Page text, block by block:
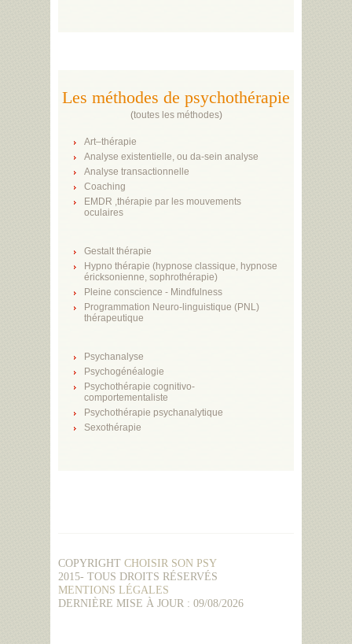
Les méthodes de psychothérapie
(toutes les méthodes)
Art–thérapie
Analyse existentielle, ou da-sein analyse
Analyse transactionnelle
Coaching
EMDR ,thérapie par les mouvements
oculaires
Gestalt thérapie
Hypno thérapie (hypnose classique, hypnose
éricksonienne, sophrothérapie)
Pleine conscience - Mindfulness
Programmation Neuro-linguistique (PNL)
thérapeutique
Psychanalyse
Psychogénéalogie
Psychothérapie cognitivo-
comportementaliste
Psychothérapie psychanalytique
Sexothérapie
COPYRIGHT CHOISIR SON PSY
2015- TOUS DROITS RÉSERVÉS
MENTIONS LÉGALES
DERNIÈRE MISE À JOUR : 09/08/2026